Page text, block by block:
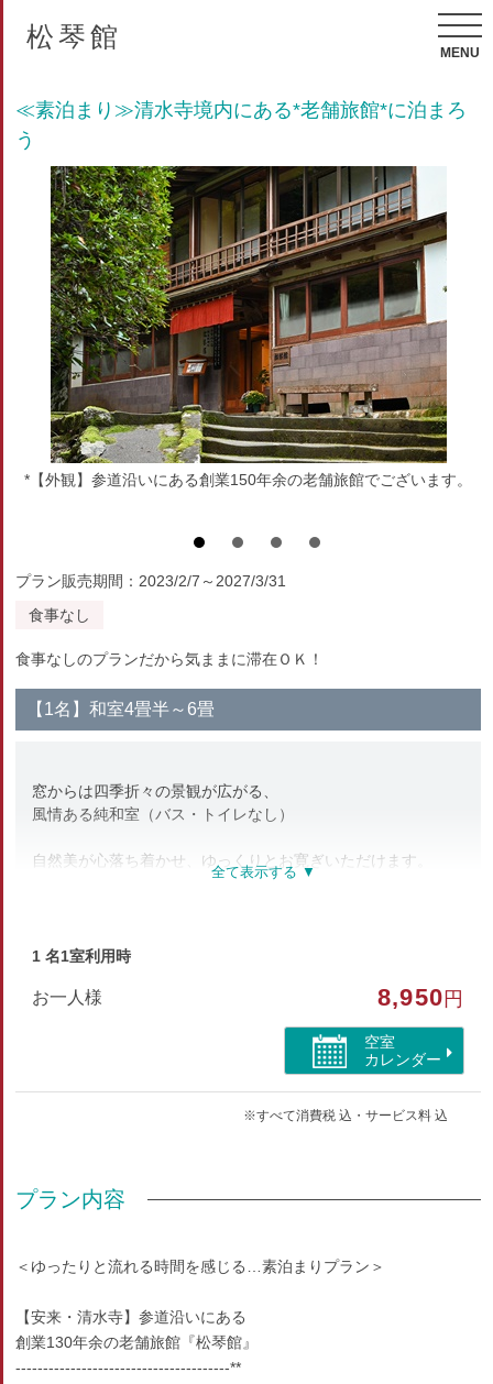
松琴館
MENU
≪素泊まり≫清水寺境内にある*老舗旅館*に泊まろ
う
*【外観】参道沿いにある創業150年余の老舗旅館でございます。
プラン販売期間：2023/2/7～2027/3/31
食事なし
食事なしのプランだから気ままに滞在ＯＫ！
【1名】和室4畳半～6畳
窓からは四季折々の景観が広がる、
風情ある純和室（バス・トイレなし）
自然美が心落ち着かせ、ゆっくりとお寛ぎいただけます。
人数に合わせてお部屋をご用意致します。
フロントにて貴重品をお預かりしております。
1 名1室利用時
お一人様 8,950 円
空室
カレンダー
※すべて消費税 込・サービス料 込
プラン内容
＜ゆったりと流れる時間を感じる…素泊まりプラン＞
【安来・清水寺】参道沿いにある
創業130年余の老舗旅館『松琴館』
---------------------------------------**